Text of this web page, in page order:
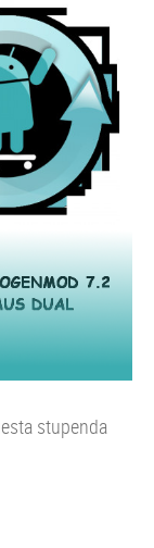
stupenda